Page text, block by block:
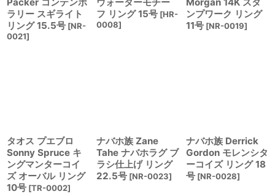
ラリー スギライト
リング 15.5号 [NR-
0021]
フ リング 15号 [HR-
0008]
ンプワーク リング
11号 [NR-0019]
タオス プエブロ
Sonny Spruce キ
ングマンターコイ
ズ オーバル リング
10号 [TR-0002]
ナバホ族 Zane
Tahe ナバホラグ ブ
ラシ仕上げ リング
22.5号 [NR-0023]
ナバホ族 Derrick
Gordon モレンシタ
ーコイズ リング 18
号 [NR-0028]